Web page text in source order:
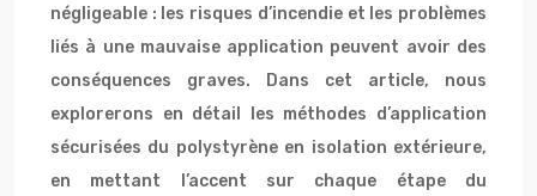
négligeable : les risques d’incendie et les problèmes
liés à une mauvaise application peuvent avoir des
conséquences graves. Dans cet article, nous
explorerons en détail les méthodes d’application
sécurisées du polystyrène en isolation extérieure,
en mettant l’accent sur chaque étape du